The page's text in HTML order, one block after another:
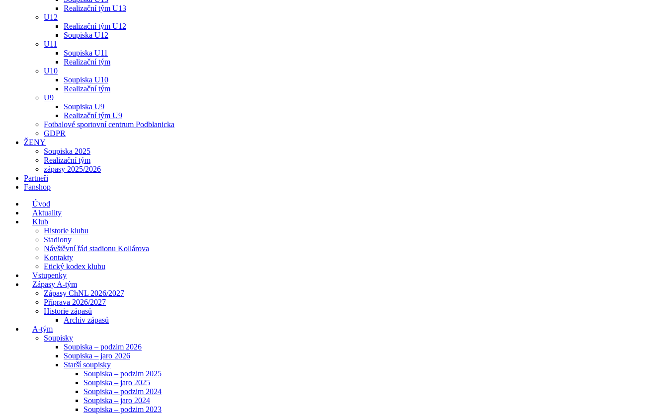
Realizační tým U13
U12
Realizační tým U12
Soupiska U12
U11
Soupiska U11
Realizační tým
U10
Soupiska U10
Realizační tým
U9
Soupiska U9
Realizační tým U9
Fotbalové sportovní centrum Podblanicka
GDPR
ŽENY
Soupiska 2025
Realizační tým
zápasy 2025/2026
Partneři
Fanshop
Úvod
Aktuality
Klub
Historie klubu
Stadiony
Návštěvní řád stadionu Kollárova
Kontakty
Etický kodex klubu
Vstupenky
Zápasy A-tým
Zápasy ChNL 2026/2027
Příprava 2026/2027
Historie zápasů
Archiv zápasů
A-tým
Soupisky
Soupiska – podzim 2026
Soupiska – jaro 2026
Starší soupisky
Soupiska – podzim 2025
Soupiska – jaro 2025
Soupiska – podzim 2024
Soupiska – jaro 2024
Soupiska – podzim 2023